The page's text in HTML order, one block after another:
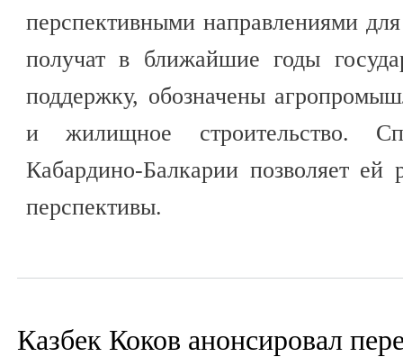
перспективными направлениями
получат в ближайшие годы
поддержку, обозначены
и жилищное строительство.
Кабардино-Балкарии позволяет ей
перспективы.
Казбек Коков анонсировал